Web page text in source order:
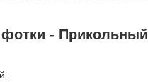
- Прикольный